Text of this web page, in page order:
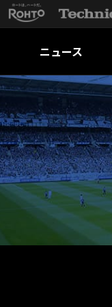
ニュース